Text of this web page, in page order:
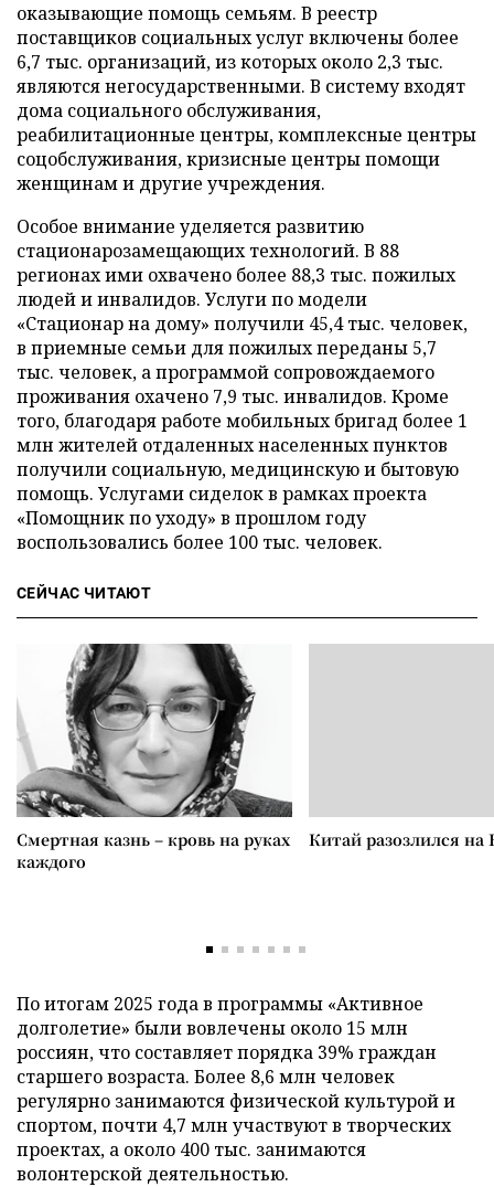
оказывающие помощь семьям. В реестр
поставщиков социальных услуг включены более
6,7 тыс. организаций, из которых около 2,3 тыс.
являются негосударственными. В систему входят
дома социального обслуживания,
реабилитационные центры, комплексные центры
соцобслуживания, кризисные центры помощи
женщинам и другие учреждения.
Особое внимание уделяется развитию
стационарозамещающих технологий. В 88
регионах ими охвачено более 88,3 тыс. пожилых
людей и инвалидов. Услуги по модели
«Стационар на дому» получили 45,4 тыс. человек,
в приемные семьи для пожилых переданы 5,7
тыс. человек, а программой сопровождаемого
проживания охачено 7,9 тыс. инвалидов. Кроме
того, благодаря работе мобильных бригад более 1
млн жителей отдаленных населенных пунктов
получили социальную, медицинскую и бытовую
помощь. Услугами сиделок в рамках проекта
«Помощник по уходу» в прошлом году
воспользовались более 100 тыс. человек.
СЕЙЧАС ЧИТАЮТ
Смертная казнь – кровь на руках
каждого
Китай разозлился на
По итогам 2025 года в программы «Активное
долголетие» были вовлечены около 15 млн
россиян, что составляет порядка 39% граждан
старшего возраста. Более 8,6 млн человек
регулярно занимаются физической культурой и
спортом, почти 4,7 млн участвуют в творческих
проектах, а около 400 тыс. занимаются
волонтерской деятельностью.